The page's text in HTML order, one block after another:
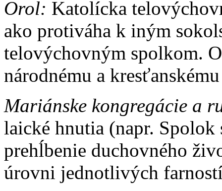
Orol: Katolícka
ako protiváha k iným
telovýchovným spolkom.
národnému a
Mariánske kongregácie a
laické hnutia (napr.
prehĺbenie duchovného
úrovni jednotlivých